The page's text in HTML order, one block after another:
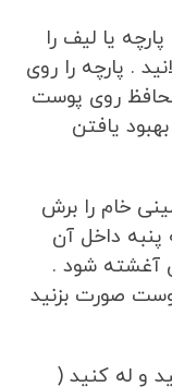
یا لیف را
. پارچه را روی
روی پوست
یافتن
خام را برش
داخل آن
آغشته شود .
صورت بزنید
و له کنید (